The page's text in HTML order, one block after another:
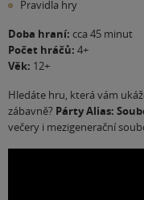
Pravidla hry
Doba hraní: cca 45 minut
Počet hráčů: 4+
Věk: 12+
Hledáte hru, která vám
zábavně? Párty Alias:
večery i mezigenerační